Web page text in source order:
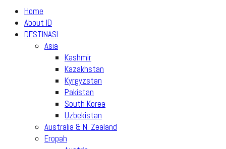
Home
About ID
DESTINASI
Asia
Kashmir
Kazakhstan
Kyrgyzstan
Pakistan
South Korea
Uzbekistan
Australia & N. Zealand
Eropah